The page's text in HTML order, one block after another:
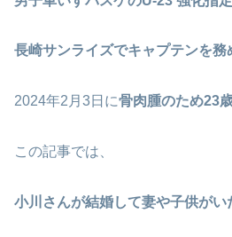
長崎サンライズでキャプテンを務
2024年2月3日に骨肉腫のため23
この記事では、
小川さんが結婚して妻や子供がい